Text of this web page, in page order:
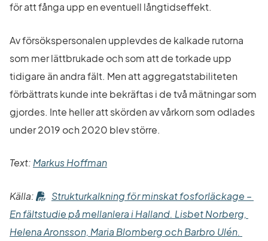
för att fånga upp en eventuell långtidseffekt.
Av försökspersonalen upplevdes de kalkade rutorna
som mer lättbrukade och som att de torkade upp
tidigare än andra fält. Men att aggregatstabiliteten
förbättrats kunde inte bekräftas i de två mätningar som
gjordes. Inte heller att skörden av vårkorn som odlades
under 2019 och 2020 blev större.
Text: Markus Hoffman
Källa:
Strukturkalkning för minskat fosforläckage –
En fältstudie på mellanlera i Halland. Lisbet Norberg,
Helena Aronsson, Maria Blomberg och Barbro Ulén.